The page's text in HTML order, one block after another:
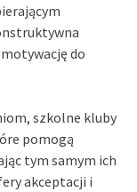
do
szkolne kluby
pomogą
tym samym ich
akceptacji i